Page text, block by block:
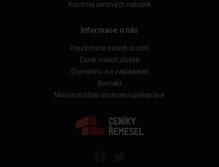
Kontrola cenových nabídek
Informace o nás
Prezentace našich služeb
Ceník našich služeb
O projektu a o zakladateli
Kontakt
Možnosti bližší obchodní spolupráce